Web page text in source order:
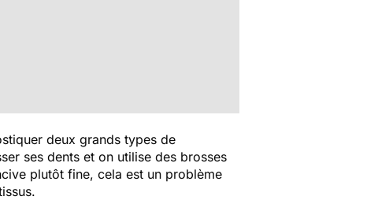
deux grands types de
ses dents et on utilise des brosses
plutôt fine, cela est un problème